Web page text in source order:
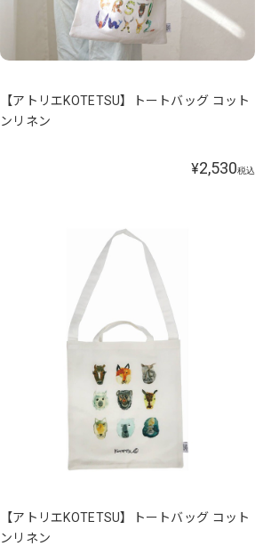
【アトリエKOTETSU】トートバッグ コット
ンリネン
¥2,530税込
【アトリエKOTETSU】トートバッグ コット
ンリネン